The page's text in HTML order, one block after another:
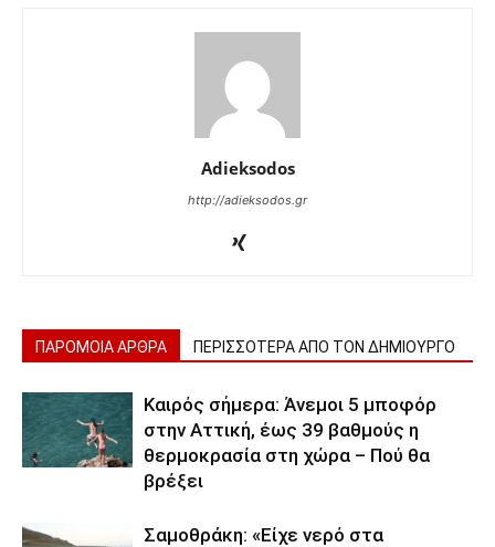
Adieksodos
http://adieksodos.gr
ΠΑΡΟΜΟΙΑ ΑΡΘΡΑ ΠΕΡΙΣΣΟΤΕΡΑ ΑΠΟ ΤΟΝ ΔΗΜΙΟΥΡΓΟ
Καιρός σήμερα: Άνεμοι 5 μποφόρ
στην Αττική, έως 39 βαθμούς η
θερμοκρασία στη χώρα – Πού θα
βρέξει
Σαμοθράκη: «Είχε νερό στα